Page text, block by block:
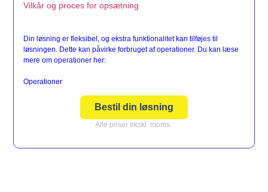
Vilkår og proces for opsætning
Din løsning er fleksibel, og ekstra funktionalitet kan tilføjes til
løsningen. Dette kan påvirke forbruget af operationer. Du kan læse
mere om operationer her:
Operationer
Bestil din løsning
Alle priser ekskl. moms.